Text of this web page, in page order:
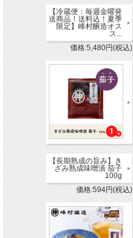
【冷蔵便：毎週金曜発
送商品！送料込！夏季
限定】峰村醸造オス
ス...
価格:5,480円(税込)
【長期熟成の旨み】き
ざみ熟成味噌漬 茄子
100g
価格:594円(税込)